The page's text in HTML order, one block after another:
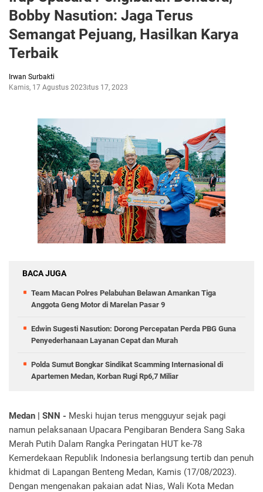
Bobby Nasution: Jaga Terus
Semangat Pejuang, Hasilkan Karya
Terbaik
Irwan Surbakti
Kamis, 17 Agustus 2023Agustus 17, 2023
BACA JUGA
Team Macan Polres Pelabuhan Belawan Amankan Tiga
Anggota Geng Motor di Marelan Pasar 9
Edwin Sugesti Nasution: Dorong Percepatan Perda PBG Guna
Penyederhanaan Layanan Cepat dan Murah
Polda Sumut Bongkar Sindikat Scamming Internasional di
Apartemen Medan, Korban Rugi Rp6,7 Miliar
Medan | SNN - Meski hujan terus mengguyur sejak pagi
namun pelaksanaan Upacara Pengibaran Bendera Sang Saka
Merah Putih Dalam Rangka Peringatan HUT ke-78
Kemerdekaan Republik Indonesia berlangsung tertib dan penuh
khidmat di Lapangan Benteng Medan, Kamis (17/08/2023).
Dengan mengenakan pakaian adat Nias, Wali Kota Medan